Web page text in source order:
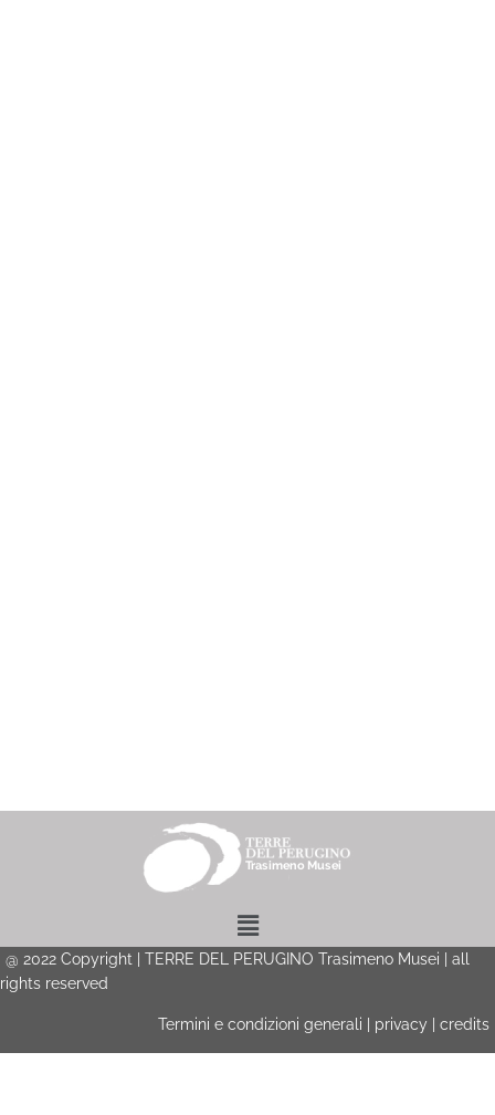
Menu
@ 2022 Copyright | TERRE DEL PERUGINO Trasimeno Musei | all
rights reserved
Termini e condizioni generali privacy credits